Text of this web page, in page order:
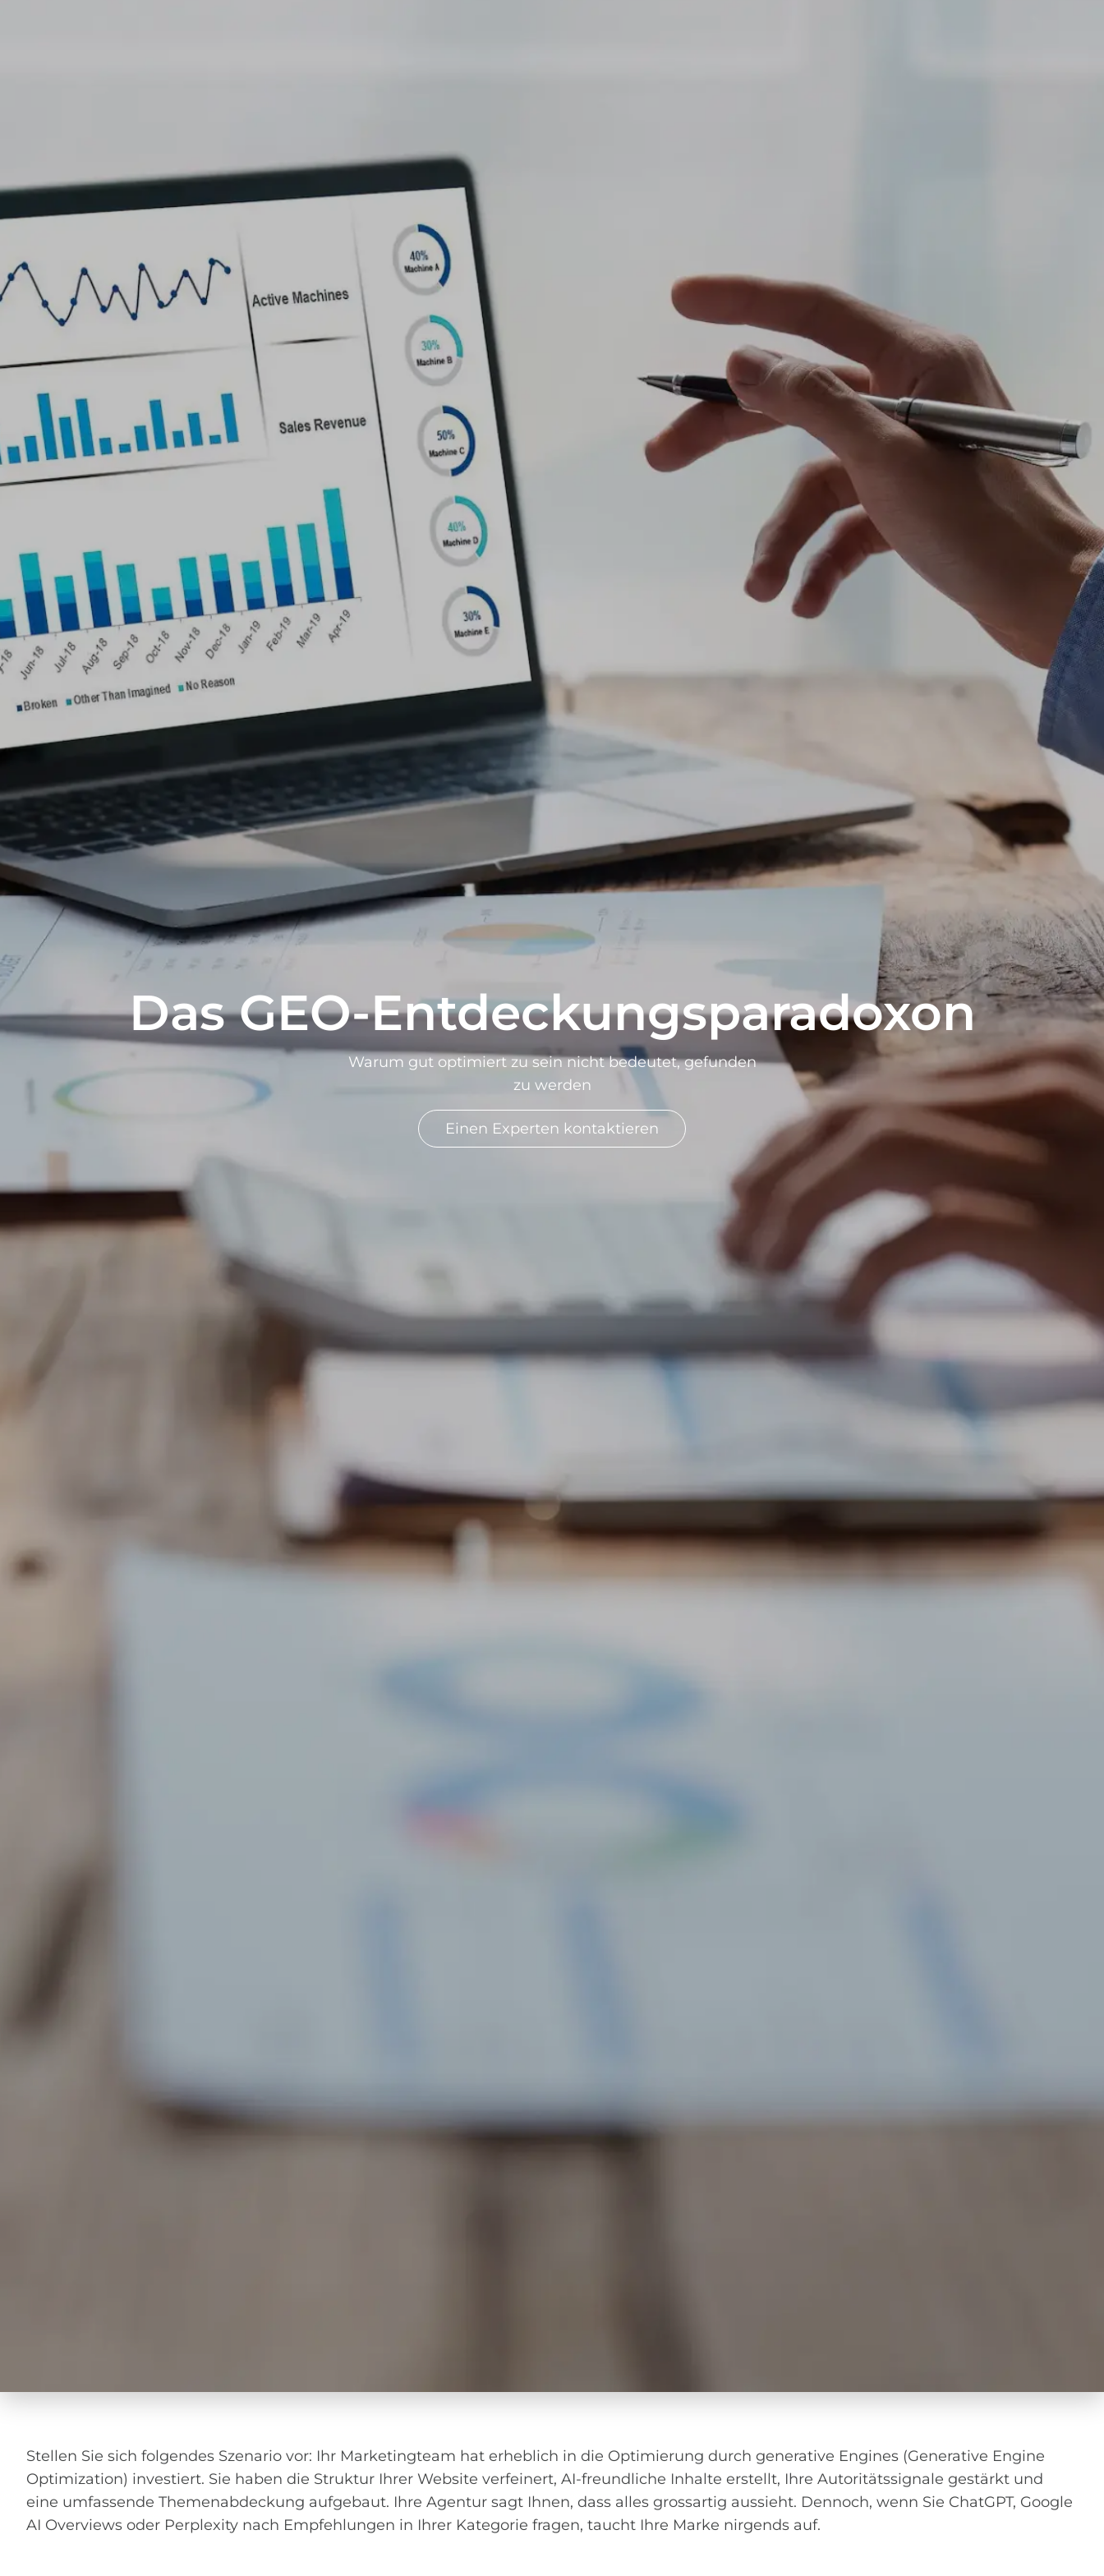
Das GEO-Entdeckungsparadoxon
Warum gut optimiert zu sein nicht bedeutet, gefunden
zu werden
Einen Experten kontaktieren
Stellen Sie sich folgendes Szenario vor: Ihr Marketingteam hat erheblich in die Optimierung durch generative Engines (Generative Engine
Optimization) investiert. Sie haben die Struktur Ihrer Website verfeinert, AI-freundliche Inhalte erstellt, Ihre Autoritätssignale gestärkt und
eine umfassende Themenabdeckung aufgebaut. Ihre Agentur sagt Ihnen, dass alles grossartig aussieht. Dennoch, wenn Sie ChatGPT, Google
AI Overviews oder Perplexity nach Empfehlungen in Ihrer Kategorie fragen, taucht Ihre Marke nirgends auf.